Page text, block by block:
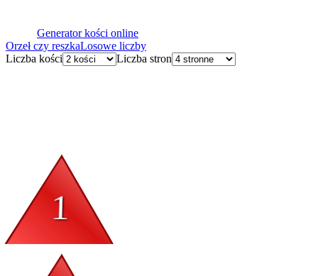
Generator kości online
Orzeł czy reszkaLosowe liczby
Liczba kości
Liczba stron